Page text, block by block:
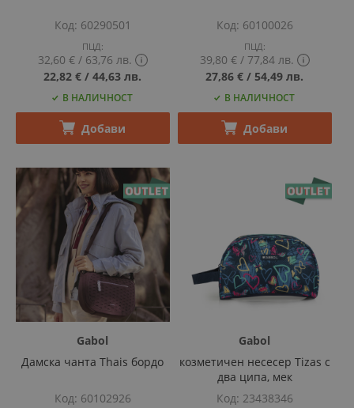
Код 60290501
ПЦД:
32,60 € ‎/‎63,76 лв.
tooltip
22,82 € ‎/‎ 44,63 лв.
В НАЛИЧНОСТ
Добави
Код 60100026
ПЦД:
39,80 € ‎/‎77,84 лв.
tooltip
27,86 € ‎/‎ 54,49 лв.
В НАЛИЧНОСТ
Добави
Gabol
Дамска чанта Thais бордо
Код 60102926
Gabol
козметичен несесер Tizas с
два ципа, мек
Код 23438346